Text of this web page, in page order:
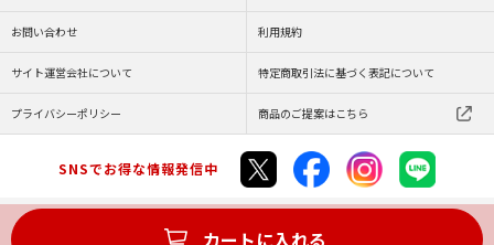
カートに入れる
お問い合わせ 利用規約
サイト運営会社について 特定商取引法に基づく表記について
プライバシーポリシー 商品のご提案はこちら
SNSでお得な情報発信中